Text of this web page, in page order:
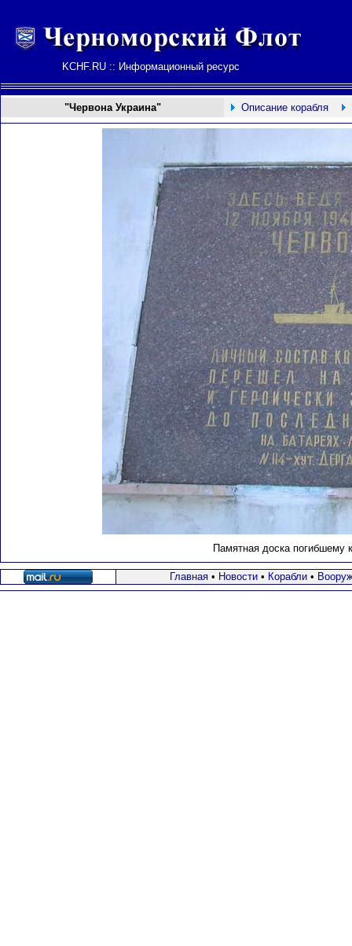
KCHF.RU :: Информационный ресурс
"Червона Украина" Описание корабля
Памятная доска погибшему
Главная• Новости• Корабли•